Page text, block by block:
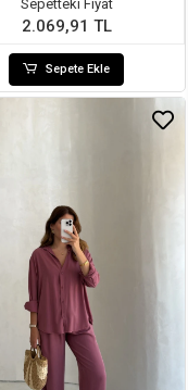
Sepetteki Fiyat
2.069,91 TL
Sepete Ekle